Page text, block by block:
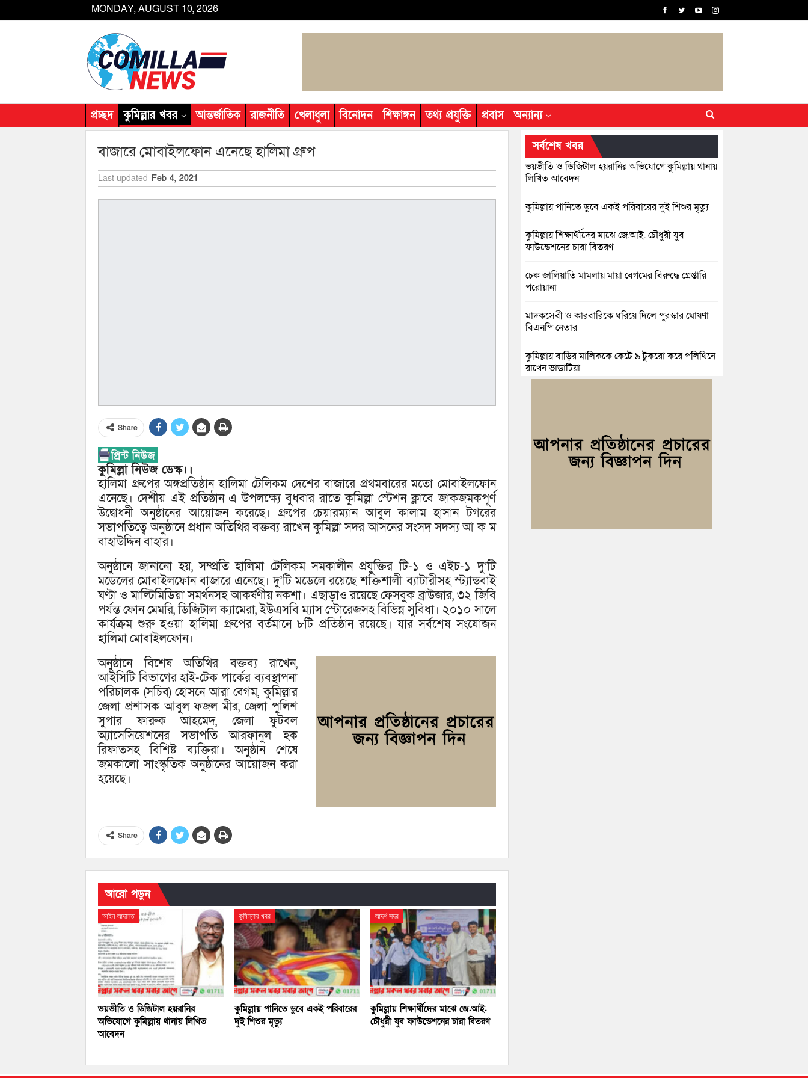
MONDAY, AUGUST 10, 2026
প্রচ্ছদ কুমিল্লার খবর আন্তর্জাতিক রাজনীতি খেলাধুলা বিনোদন শিক্ষাঙ্গন তথ্য প্রযুক্তি প্রবাস অন্যান্য
বাজারে মোবাইলফোন এনেছে হালিমা গ্রুপ
Last updated Feb 4, 2021
Share
কুমিল্লা নিউজ ডেস্ক।।
হালিমা গ্রুপের অঙ্গপ্রতিষ্ঠান হালিমা টেলিকম দেশের বাজারে প্রথমবারের মতো মোবাইলফোন
এনেছে। দেশীয় এই প্রতিষ্ঠান এ উপলক্ষ্যে বুধবার রাতে কুমিল্লা স্টেশন ক্লাবে জাকজমকপূর্ণ
উদ্বোধনী অনুষ্ঠানের আয়োজন করেছে। গ্রুপের চেয়ারম্যান আবুল কালাম হাসান টগরের
সভাপতিত্বে অনুষ্ঠানে প্রধান অতিথির বক্তব্য রাখেন কুমিল্লা সদর আসনের সংসদ সদস্য আ ক ম
বাহাউদ্দিন বাহার।
অনুষ্ঠানে জানানো হয়, সম্প্রতি হালিমা টেলিকম সমকালীন প্রযুক্তির টি-১ ও এইচ-১ দু’টি
মডেলের মোবাইলফোন বাজারে এনেছে। দু’টি মডেলে রয়েছে শক্তিশালী ব্যাটারীসহ স্ট্যান্ডবাই
ঘণ্টা ও মাল্টিমিডিয়া সমর্থনসহ আকর্ষণীয় নকশা। এছাড়াও রয়েছে ফেসবুক ব্রাউজার, ৩২ জিবি
পর্যন্ত ফোন মেমরি, ডিজিটাল ক্যামেরা, ইউএসবি ম্যাস স্টোরেজসহ বিভিন্ন সুবিধা। ২০১০ সালে
কার্যক্রম শুরু হওয়া হালিমা গ্রুপের বর্তমানে ৮টি প্রতিষ্ঠান রয়েছে। যার সর্বশেষ সংযোজন
হালিমা মোবাইলফোন।
অনুষ্ঠানে বিশেষ অতিথির বক্তব্য রাখেন,
আইসিটি বিভাগের হাই-টেক পার্কের ব্যবস্থাপনা
পরিচালক (সচিব) হোসনে আরা বেগম, কুমিল্লার
জেলা প্রশাসক আবুল ফজল মীর, জেলা পুলিশ
সুপার ফারুক আহমেদ, জেলা ফুটবল
অ্যাসেসিয়েশনের সভাপতি আরফানুল হক
রিফাতসহ বিশিষ্ট ব্যক্তিরা। অনুষ্ঠান শেষে
জমকালো সাংস্কৃতিক অনুষ্ঠানের আয়োজন করা
হয়েছে।
Share
আরো পড়ুন
আইন আদালত
ভয়ভীতি ও ডিজিটাল হয়রানির
অভিযোগে কুমিল্লায় থানায় লিখিত
আবেদন
কুমিল্লার খবর
কুমিল্লায় পানিতে ডুবে একই পরিবারের
দুই শিশুর মৃত্যু
আদর্শ সদর
কুমিল্লায় শিক্ষার্থীদের মাঝে জে.আই.
চৌধুরী যুব ফাউন্ডেশনের চারা বিতরণ
সর্বশেষ খবর
ভয়ভীতি ও ডিজিটাল হয়রানির অভিযোগে কুমিল্লায় থানায়
লিখিত আবেদন
কুমিল্লায় পানিতে ডুবে একই পরিবারের দুই শিশুর মৃত্যু
কুমিল্লায় শিক্ষার্থীদের মাঝে জে.আই. চৌধুরী যুব
ফাউন্ডেশনের চারা বিতরণ
চেক জালিয়াতি মামলায় মায়া বেগমের বিরুদ্ধে গ্রেপ্তারি
পরোয়ানা
মাদকসেবী ও কারবারিকে ধরিয়ে দিলে পুরস্কার ঘোষণা
বিএনপি নেতার
কুমিল্লায় বাড়ির মালিককে কেটে ৯ টুকরো করে পলিথিনে
রাখেন ভাড়াটিয়া
সৌদিতে নির্মাণকাজের সময় দুর্ঘটনায় কুমিল্লার এক যুবক
নিহত
মৃত্যু